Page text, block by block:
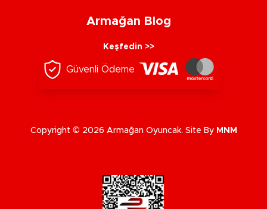
Armağan Blog
Keşfedin >>
Güvenli Ödeme
Copyright © 2026 Armağan Oyuncak. Site By MNM